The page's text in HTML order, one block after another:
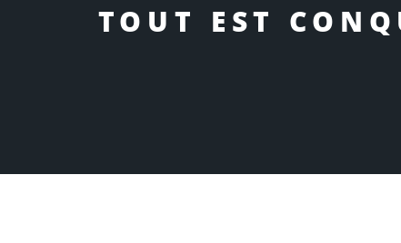
TOUT EST